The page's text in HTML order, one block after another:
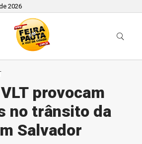
2026
provocam
no trânsito da
Salvador